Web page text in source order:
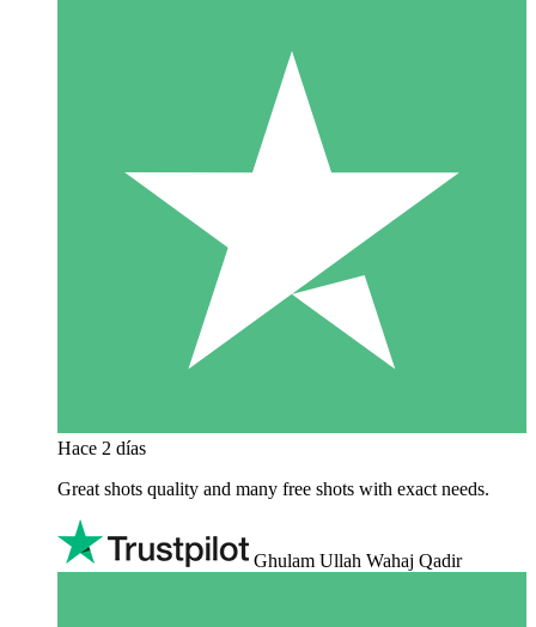
Hace 2 días
Great shots quality and many free shots with exact needs.
Ghulam Ullah Wahaj Qadir